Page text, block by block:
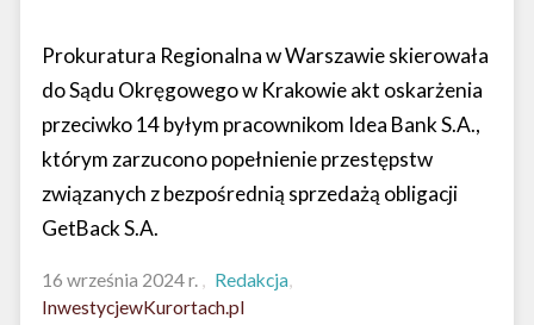
Prokuratura Regionalna w Warszawie skierowała
do Sądu Okręgowego w Krakowie akt oskarżenia
przeciwko 14 byłym pracownikom Idea Bank S.A.,
którym zarzucono popełnienie przestępstw
związanych z bezpośrednią sprzedażą obligacji
GetBack S.A.
16 września 2024 r.
Redakcja
InwestycjewKurortach.pl